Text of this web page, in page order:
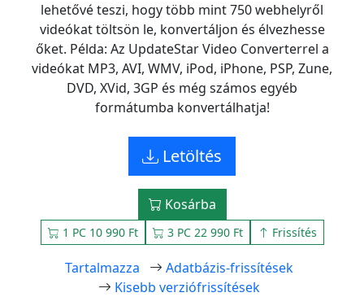
lehetővé teszi, hogy több mint 750 webhelyről
videókat töltsön le, konvertáljon és élvezhesse
őket. Példa: Az UpdateStar Video Converterrel a
videókat MP3, AVI, WMV, iPod, iPhone, PSP, Zune,
DVD, XVid, 3GP és még számos egyéb
formátumba konvertálhatja!
Letöltés
Kosárba
1 PC 10 990 Ft 3 PC 22 990 Ft Frissítés
Tartalmazza
Adatbázis-frissítések
Kisebb verziófrissítések